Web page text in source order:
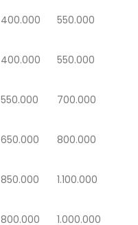
400.000 550.000
400.000 550.000
550.000 700.000
650.000 800.000
850.000 1.100.000
800.000 1.000.000